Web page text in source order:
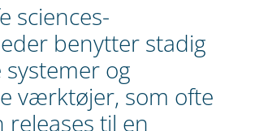
sciences-
benytter stadig
og
værktøjer, som ofte
releases til en